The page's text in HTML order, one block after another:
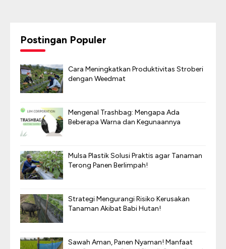
Postingan Populer
Cara Meningkatkan Produktivitas Stroberi
dengan Weedmat
Mengenal Trashbag: Mengapa Ada
Beberapa Warna dan Kegunaannya
Mulsa Plastik Solusi Praktis agar Tanaman
Terong Panen Berlimpah!
Strategi Mengurangi Risiko Kerusakan
Tanaman Akibat Babi Hutan!
Sawah Aman, Panen Nyaman! Manfaat